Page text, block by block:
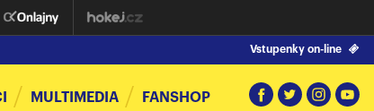
Vstupenky on-line
MULTIMEDIA FANSHOP